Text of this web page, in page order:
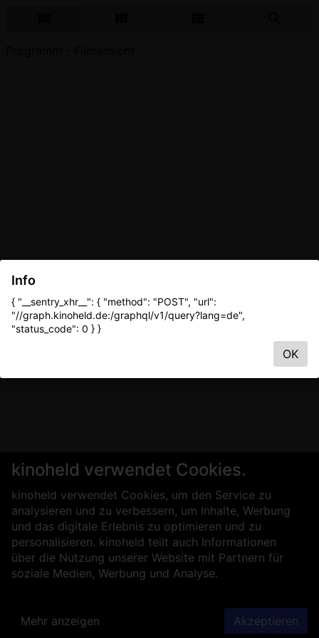
kinoheld verwendet Cookies.
kinoheld verwendet Cookies, um den Service zu
analysieren und zu verbessern, um Inhalte, Werbung
und das digitale Erlebnis zu optimieren und zu
personalisieren. kinoheld teilt auch Informationen
über die Nutzung unserer Website mit Partnern für
soziale Medien, Werbung und Analyse.
Mehr anzeigen Akzeptieren
Info
{ "__sentry_xhr__": { "method": "POST", "url":
"//graph.kinoheld.de:/graphql/v1/query?lang=de",
"status_code": 0 } }
OK